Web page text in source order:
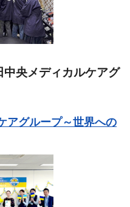
央メディカルケアグ
アグループ～世界への